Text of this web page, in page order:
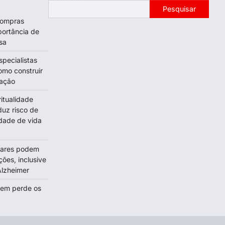
de
construir
risco de
de vida
podem
inclusive
perde os
Pesquisar